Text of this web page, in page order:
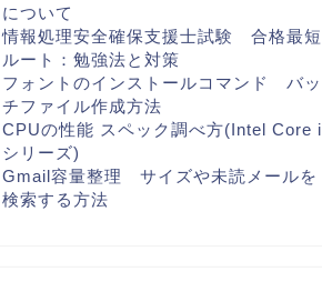
について
情報処理安全確保支援士試験 合格最短
ルート：勉強法と対策
フォントのインストールコマンド バッ
チファイル作成方法
CPUの性能 スペック調べ方(Intel Core i
シリーズ)
Gmail容量整理 サイズや未読メールを
検索する方法